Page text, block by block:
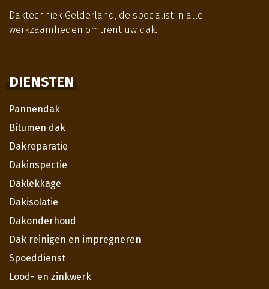
Daktechniek Gelderland, de specialist in alle
werkzaamheden omtrent uw dak.
DIENSTEN
Pannendak
Bitumen dak
Dakreparatie
Dakinspectie
Daklekkage
Dakisolatie
Dakonderhoud
Dak reinigen en impregneren
Spoeddienst
Lood- en zinkwerk